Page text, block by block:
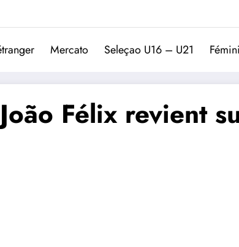
Trivela
L'actualité du
Mercato Seleçao U16 – U21
Félix revient